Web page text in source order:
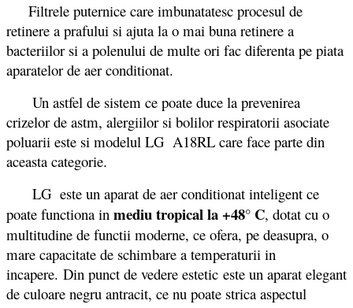
Filtrele puternice care imbunatatesc procesul de
retinere a prafului si ajuta la o mai buna retinere a
bacteriilor si a polenului de multe ori fac diferenta pe piata
aparatelor de aer conditionat.
Un astfel de sistem ce poate duce la prevenirea
crizelor de astm, alergiilor si bolilor respiratorii asociate
poluarii este si modelul LG A18RL care face parte din
aceasta categorie.
LG este un aparat de aer conditionat inteligent ce
poate functiona in mediu tropical la +48° C, dotat cu o
multitudine de functii moderne, ce ofera, pe deasupra, o
mare capacitate de schimbare a temperaturii in
incapere. Din punct de vedere estetic este un aparat elegant
de culoare negru antracit, ce nu poate strica aspectul